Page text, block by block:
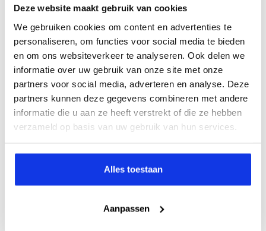
Deze website maakt gebruik van cookies
We gebruiken cookies om content en advertenties te
personaliseren, om functies voor social media te bieden
en om ons websiteverkeer te analyseren. Ook delen we
informatie over uw gebruik van onze site met onze
partners voor social media, adverteren en analyse. Deze
partners kunnen deze gegevens combineren met andere
informatie die u aan ze heeft verstrekt of die ze hebben
verzameld op basis van uw gebruik van hun services.
Alles toestaan
Aanpassen
adaptive cruise control met automatisch volgen bij lage
snelheid, lane keeping assist, dodehoek sensor en een
navigatiesysteem.
Het instapmodel van de Honda e is al behoorlijk
aangekleed met mooie features zoals de virtuele
buitenspiegels, klimaatregeling op afstand, eenvoudig
parkeren dankzij de parkeersensoren en
achteruitrijcamera, sfeerverlichting en 16" lichtmetalen
daarboven op onder meer een premium audio installatie
met acht luidsprekers, Honda Parking Pilot (automatisch
parkeren), en een vermogen van 154 pk in plaats de